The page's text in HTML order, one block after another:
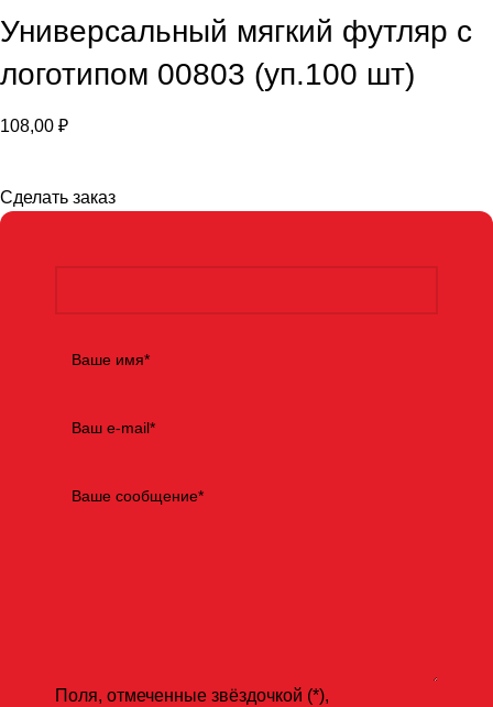
Универсальный мягкий футляр с
логотипом 00803 (уп.100 шт)
108,00 ₽
Сделать заказ
Поля, отмеченные звёздочкой (*),